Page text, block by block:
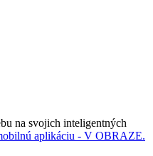
na svojich inteligentných
aplikáciu - V OBRAZE.